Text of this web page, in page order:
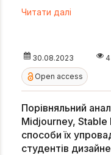
Читати далі
30.08.2023
Open access
Порівняльний
Midjourney, Stable
способи їх
студентів